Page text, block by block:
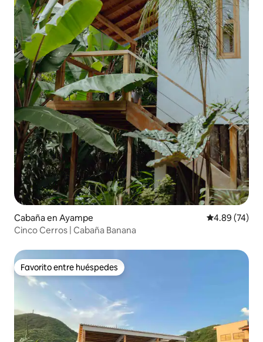
Cabaña en Ayampe Calificación
4.89 (74)
Cinco Cerros | Cabaña Banana
Favorito entre huéspedes
Favorito entre huéspedes